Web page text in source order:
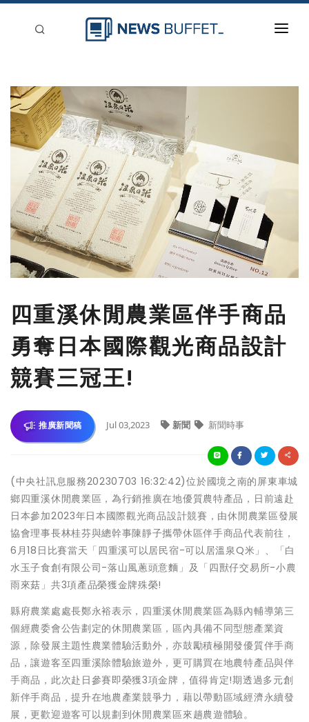
新聞稿分類
登入
刊登
四重溪休閒農業區伴手商品
勇奪日本國際觀光商品設計
競賽三冠王!
推廣新聞稿 Jul 03,2023 新聞 新聞時事
(中央社訊息服務20230703 16:32:42)位於國境之南的屏東車城
鄉四重溪休閒農業區，為行銷推廣在地優質農特產品，日前遠赴
日本參加2023年日本國際觀光商品設計競賽，由休閒農業區發展
協會理事長林桂芬與總幹事陳靜子攜帶休區伴手商品代表前往，
6月18日比賽當天「四重溪可以居民宿-可以居溫泉Q米」、「白
水玉子食創有限公司-落山風蔥頭意麵」及「四獸仔交易所-小農
雨來菇」共3項產品榮獲金牌殊榮!
縣府農業處處長鄭永裕表示，四重溪休閒農業區為縣內輔導第三
個經農委會公告劃定的休閒農業區，區內具備不同型態產業資
源，除發展主題性農業體驗活動外，亦鼓勵積極開發優質伴手商
品，讓遊客至四重溪除體驗旅遊外，更可購買在地農特產品與伴
手商品，此次赴日參賽即榮獲3項金牌，值得肯定!期透過多元創
新伴手商品，提升在地農產業競爭力，藉以帶動區域經濟永續發
展，更歡迎遊客可以規劃到休閒農業區來趟農遊體驗。